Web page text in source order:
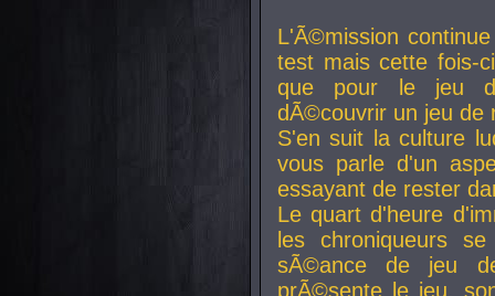
L'Ã©mission
test mais cette fois-
que pour le jeu
dÃ©couvrir un jeu de
S'en suit la culture
vous parle d'un
essayant de rester
Le quart d'heure
les chroniqueurs
sÃ©ance de jeu
prÃ©sente le jeu,